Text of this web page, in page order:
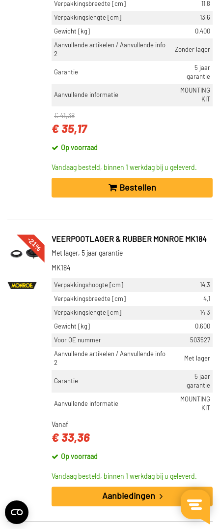
Verpakkingsbreedte [cm]
11,8
Verpakkingslengte [cm]
13,6
Gewicht [kg]
0,400
Aanvullende artikelen / Aanvullende info
2
Zonder lager
Garantie
5 jaar
garantie
Aanvullende informatie
MOUNTING
KIT
€ 41,38
€ 35,17
Op voorraad
Vandaag besteld, binnen 1 werkdag bij u geleverd.
Bestellen
-21% VEERPOOTLAGER & RUBBER MONROE MK184
Met lager, 5 jaar garantie
MK184
Verpakkingshoogte [cm]
14,3
Verpakkingsbreedte [cm]
4,1
Verpakkingslengte [cm]
14,3
Gewicht [kg]
0,600
Voor OE nummer
503527
Aanvullende artikelen / Aanvullende info
2
Met lager
Garantie
5 jaar
garantie
Aanvullende informatie
MOUNTING
KIT
Vanaf
€ 33,36
Op voorraad
Vandaag besteld, binnen 1 werkdag bij u geleverd.
Aanbiedingen